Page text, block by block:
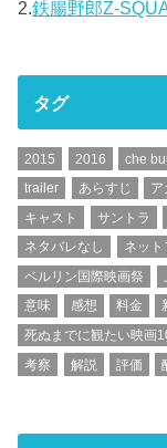
2.鉄腸野郎Z-
タグ
2015 2016 che
trailer
あらすじ ア
キャスト
サントラ
ネタバレなし
ネット
ベルリン国際映画祭
意味
感想 料金
死ぬまでに観たい映画
考察
解説 評価